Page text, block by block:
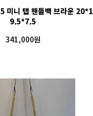
미니 탭 핸들백 브라운 20*1
9.5*7.5
341,000원